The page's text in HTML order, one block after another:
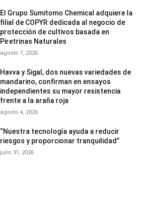
El Grupo Sumitomo Chemical adquiere la
filial de COPYR dedicada al negocio de
protección de cultivos basada en
Piretrinas Naturales
agosto 7, 2026
Havva y Sigal, dos nuevas variedades de
mandarino, confirman en ensayos
independientes su mayor resistencia
frente a la araña roja
agosto 4, 2026
“Nuestra tecnología ayuda a reducir
riesgos y proporcionar tranquilidad”
julio 31, 2026